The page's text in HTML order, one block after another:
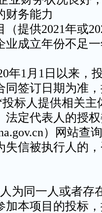
财务能力
供2021年或
业成立年份不足
1月1日以来，
同签订日期为准
人提供相关主
法定代表人的授
）网站查
失信被执行人的
同一人或者存
加本项目的投标